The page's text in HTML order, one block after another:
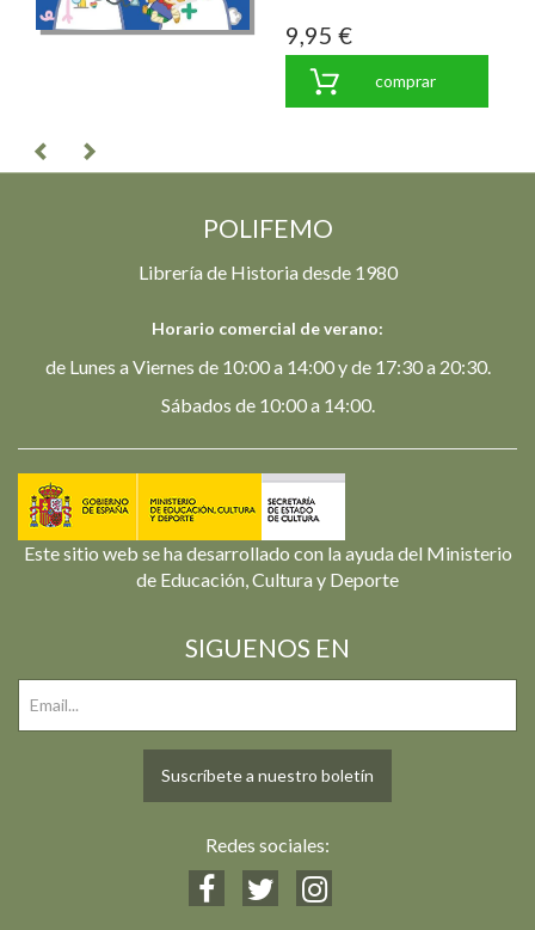
9,95 €
comprar
POLIFEMO
Librería de Historia desde 1980
Horario comercial de verano:
de Lunes a Viernes de 10:00 a 14:00 y de 17:30 a 20:30.
Sábados de 10:00 a 14:00.
Este sitio web se ha desarrollado con la ayuda del Ministerio
de Educación, Cultura y Deporte
SIGUENOS EN
Suscríbete a nuestro boletín
Redes sociales: